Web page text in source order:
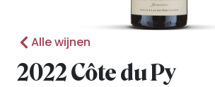
Alle wijnen
2022 Côte du Py